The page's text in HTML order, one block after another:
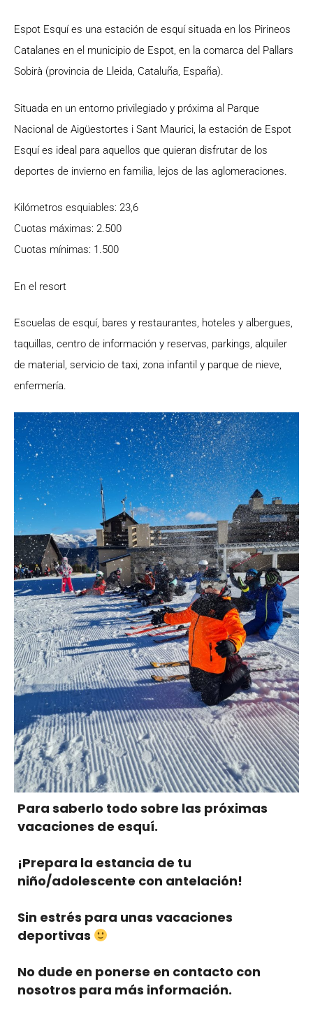
Espot Esquí es una estación de esquí situada en los Pirineos
Catalanes en el municipio de Espot, en la comarca del Pallars
Sobirà (provincia de Lleida, Cataluña, España).
Situada en un entorno privilegiado y próxima al Parque
Nacional de Aigüestortes i Sant Maurici, la estación de Espot
Esquí es ideal para aquellos que quieran disfrutar de los
deportes de invierno en familia, lejos de las aglomeraciones.
Kilómetros esquiables: 23,6
Cuotas máximas: 2.500
Cuotas mínimas: 1.500
En el resort
Escuelas de esquí, bares y restaurantes, hoteles y albergues,
taquillas, centro de información y reservas, parkings, alquiler
de material, servicio de taxi, zona infantil y parque de nieve,
enfermería.
Para saberlo todo sobre las próximas
vacaciones de esquí.
¡Prepara la estancia de tu
niño/adolescente con antelación!
Sin estrés para unas vacaciones
deportivas
No dude en ponerse en contacto con
nosotros para más información.